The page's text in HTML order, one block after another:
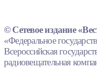
© Сетевое издание
«Федеральное
Всероссийская
радиовещательная